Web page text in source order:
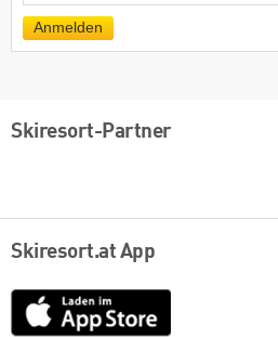
Anmelden
Skiresort-Partner
Skiresort.at App
App
Store